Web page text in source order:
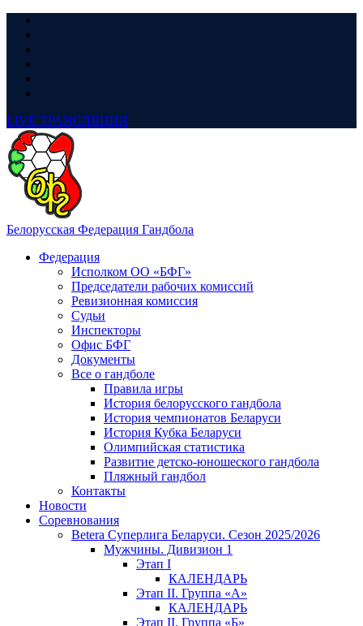
LIVE ТРАНСЛЯЦИЯ
Белорусская Федерация Гандбола
Федерация
Исполком ОО «БФГ»
Председатели рабочих комиссий
Ревизионная комиссия
Судьи
Инспекторы
Офис БФГ
Документы
Все о гандболе
Правила игры
История белорусского гандбола
История чемпионатов Беларуси
История Кубка Беларуси
Олимпийская статистика
Развитие детско-юношеского гандбола
Пляжный гандбол
Контакты
Новости
Соревнования
Betera Суперлига Беларуси. Сезон 2025/2026
Мужчины. Дивизион 1
Этап I
КАЛЕНДАРЬ
Этап II. Группа «А»
КАЛЕНДАРЬ
Этап II. Группа «Б»